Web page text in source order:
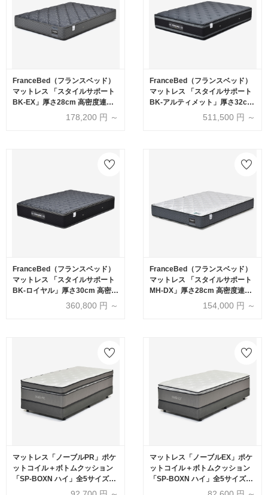
FranceBed（フランスベッド）
マットレス 「スタイルサポート
BK-EX」厚さ28cm 高密度連続
スプリング 全8サイズ178,200 円 ～
FranceBed（フランスベッド）
マットレス 「スタイルサポート
BK-アルティメット」厚さ32cm
高密度連続スプリング 全8サイ
511,500 円 ～
FranceBed（フランスベッド）
マットレス 「スタイルサポート
BK-ロイヤル」厚さ30cm 高密度
連続スプリング 全8サイズ
360,800 円 ～
FranceBed（フランスベッド）
マットレス 「スタイルサポート
MH-DX」厚さ28cm 高密度連続
スプリング 全8サイズ154,000 円 ～
マットレス「ノーブルPR」ポケ
ットコイル＋ボトムクッション
「SP-BOXN ハイ」全5サイズ
【マットレス+ボトムのセット】
マットレス「ノーブルEX」ポケ
ットコイル＋ボトムクッション
「SP-BOXN ハイ」全5サイズ
【マットレス+ボトムのセット】